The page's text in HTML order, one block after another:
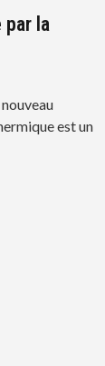
par la
est un